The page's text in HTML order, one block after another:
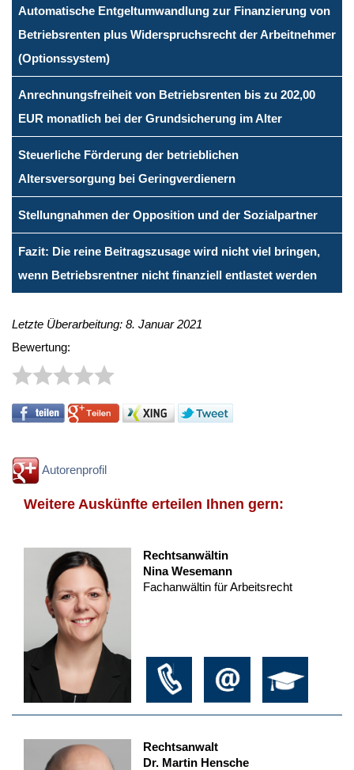
Automatische Entgeltumwandlung zur Finanzierung von
Betriebsrenten plus Widerspruchsrecht der Arbeitnehmer
(Optionssystem)
Anrechnungsfreiheit von Betriebsrenten bis zu 202,00
EUR monatlich bei der Grundsicherung im Alter
Steuerliche Förderung der betrieblichen
Altersversorgung bei Geringverdienern
Stellungnahmen der Opposition und der Sozialpartner
Fazit: Die reine Beitragszusage wird nicht viel bringen,
wenn Betriebsrentner nicht finanziell entlastet werden
Letzte Überarbeitung: 8. Januar 2021
Bewertung:
Autorenprofil
Weitere Auskünfte erteilen Ihnen gern:
Rechtsanwältin
Nina Wesemann
Fachanwältin für Arbeitsrecht
Rechtsanwalt
Dr. Martin Hensche